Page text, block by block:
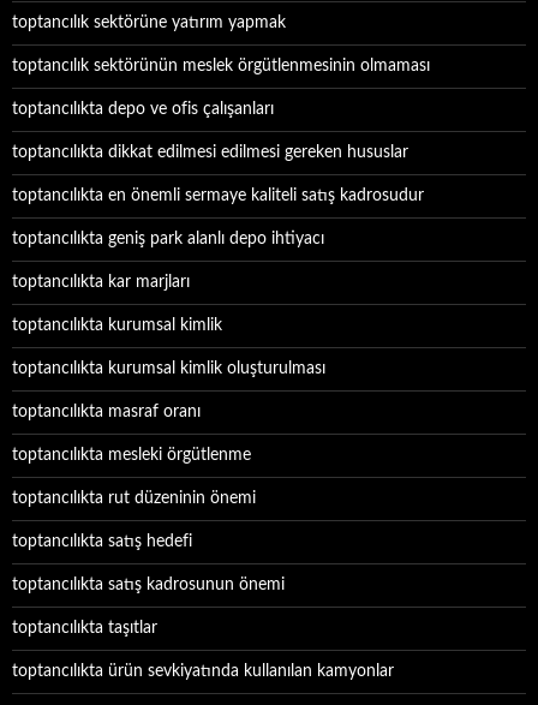
toptancılık sektörüne yatırım yapmak
toptancılık sektörünün meslek örgütlenmesinin olmaması
toptancılıkta depo ve ofis çalışanları
toptancılıkta dikkat edilmesi edilmesi gereken hususlar
toptancılıkta en önemli sermaye kaliteli satış kadrosudur
toptancılıkta geniş park alanlı depo ihtiyacı
toptancılıkta kar marjları
toptancılıkta kurumsal kimlik
toptancılıkta kurumsal kimlik oluşturulması
toptancılıkta masraf oranı
toptancılıkta mesleki örgütlenme
toptancılıkta rut düzeninin önemi
toptancılıkta satış hedefi
toptancılıkta satış kadrosunun önemi
toptancılıkta taşıtlar
toptancılıkta ürün sevkiyatında kullanılan kamyonlar